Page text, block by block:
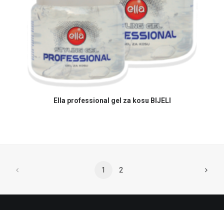
PROČITAJ VIŠE
Ella professional gel za kosu BIJELI
1 2